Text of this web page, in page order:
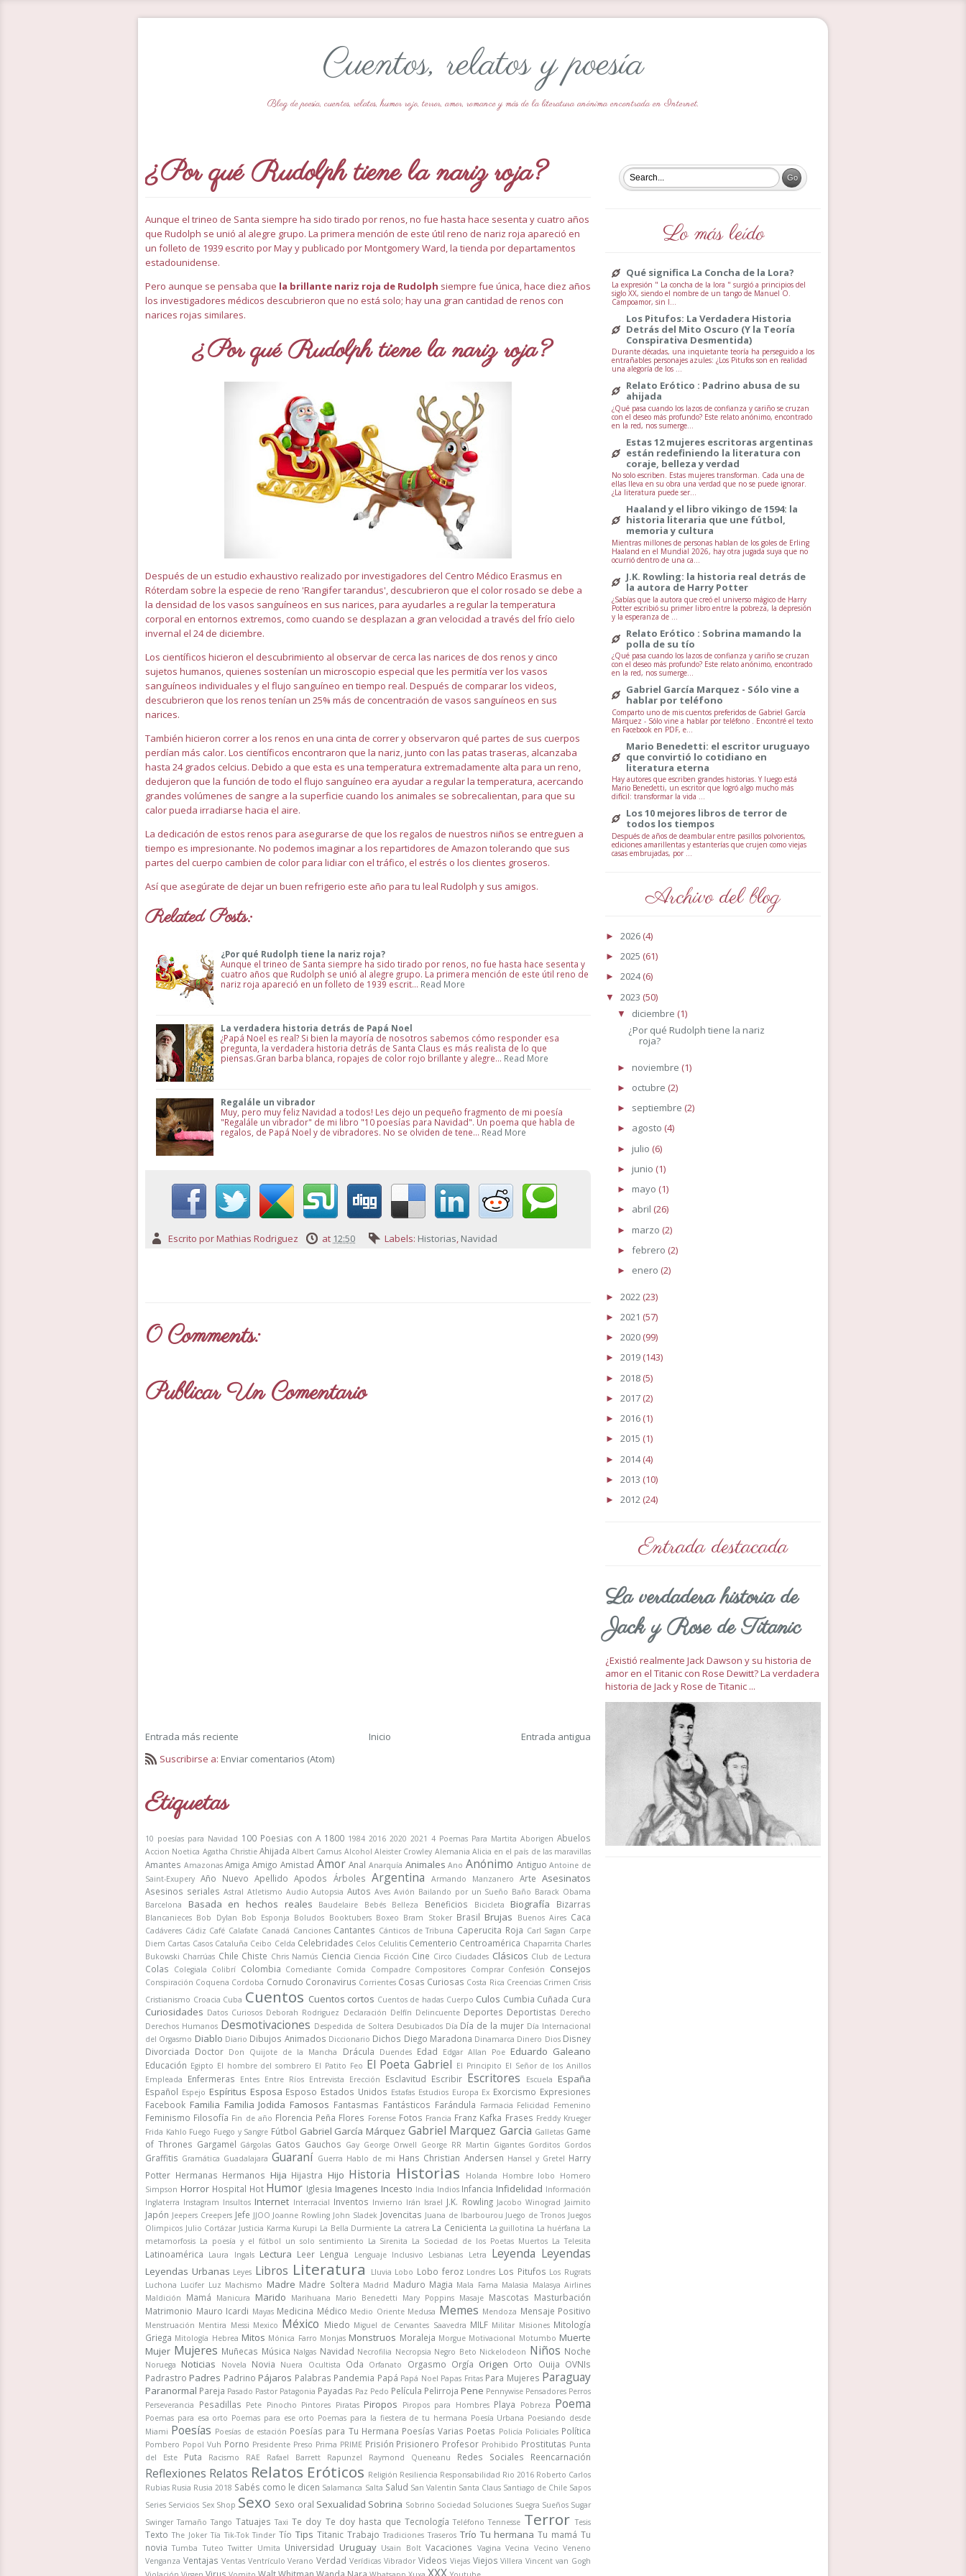
Cuentos, relatos y poesía
Blog de poesía, cuentos, relatos, humor rojo, terror, amor, romance y más de la literatura anónima encontrada en Internet.
¿Por qué Rudolph tiene la nariz roja?
Aunque el trineo de Santa siempre ha sido tirado por renos, no fue hasta hace sesenta y cuatro años
que Rudolph se unió al alegre grupo. La primera mención de este útil reno de nariz roja apareció en
un folleto de 1939 escrito por May y publicado por Montgomery Ward, la tienda por departamentos
estadounidense.
Pero aunque se pensaba que la brillante nariz roja de Rudolph siempre fue única, hace diez años
los investigadores médicos descubrieron que no está solo; hay una gran cantidad de renos con
narices rojas similares.
¿Por qué Rudolph tiene la nariz roja?
Después de un estudio exhaustivo realizado por investigadores del Centro Médico Erasmus en
Róterdam sobre la especie de reno 'Rangifer tarandus', descubrieron que el color rosado se debe a
la densidad de los vasos sanguíneos en sus narices, para ayudarles a regular la temperatura
corporal en entornos extremos, como cuando se desplazan a gran velocidad a través del frío cielo
invernal el 24 de diciembre.
Los científicos hicieron el descubrimiento al observar de cerca las narices de dos renos y cinco
sujetos humanos, quienes sostenían un microscopio especial que les permitía ver los vasos
sanguíneos individuales y el flujo sanguíneo en tiempo real. Después de comparar los videos,
descubrieron que los renos tenían un 25% más de concentración de vasos sanguíneos en sus
narices.
También hicieron correr a los renos en una cinta de correr y observaron qué partes de sus cuerpos
perdían más calor. Los científicos encontraron que la nariz, junto con las patas traseras, alcanzaba
hasta 24 grados celcius. Debido a que esta es una temperatura extremadamente alta para un reno,
dedujeron que la función de todo el flujo sanguíneo era ayudar a regular la temperatura, acercando
grandes volúmenes de sangre a la superficie cuando los animales se sobrecalientan, para que su
calor pueda irradiarse hacia el aire.
La dedicación de estos renos para asegurarse de que los regalos de nuestros niños se entreguen a
tiempo es impresionante. No podemos imaginar a los repartidores de Amazon tolerando que sus
partes del cuerpo cambien de color para lidiar con el tráfico, el estrés o los clientes groseros.
Así que asegúrate de dejar un buen refrigerio este año para tu leal Rudolph y sus amigos.
Related Posts:
¿Por qué Rudolph tiene la nariz roja?
Aunque el trineo de Santa siempre ha sido tirado por renos, no fue hasta hace sesenta y
cuatro años que Rudolph se unió al alegre grupo. La primera mención de este útil reno de
nariz roja apareció en un folleto de 1939 escrit… Read More
La verdadera historia detrás de Papá Noel
¿Papá Noel es real? Si bien la mayoría de nosotros sabemos cómo responder esa
pregunta, la verdadera historia detrás de Santa Claus es más realista de lo que
piensas.Gran barba blanca, ropajes de color rojo brillante y alegre… Read More
Regalále un vibrador
Muy, pero muy feliz Navidad a todos! Les dejo un pequeño fragmento de mi poesía
"Regalále un vibrador" de mi libro "10 poesías para Navidad". Un poema que habla de
regalos, de Papá Noel y de vibradores. No se olviden de tene… Read More
Escrito porMathias Rodriguez at 12:50 Labels: Historias, Navidad
0 Comments:
Publicar Un Comentario
Entrada más reciente Entrada antigua
Inicio
Suscribirse a: Enviar comentarios (Atom)
Etiquetas
10 poesías para Navidad 100 Poesias con A 1800 1984 2016 2020 2021 4 Poemas Para Martita Aborigen Abuelos
Accion Noetica Agatha Christie Ahijada Albert Camus Alcohol Aleister Crowley Alemania Alicia en el país de las maravillas
Amantes Amazonas Amiga Amigo Amistad Amor Anal Anarquía Animales Ano Anónimo Antiguo Antoine de
Saint-Exupery Año Nuevo Apellido Apodos Árboles Argentina Armando Manzanero Arte Asesinatos
Asesinos seriales Astral Atletismo Audio Autopsia Autos Aves Avión Bailando por un Sueño Baño Barack Obama
Barcelona
Basada en hechos reales Baudelaire Bebés Belleza Beneficios Bicicleta Biografía Bizarras
Blancanieces Bob Dylan Bob Esponja Boludos Booktubers Boxeo Bram Stoker Brasil Brujas Buenos Aires Caca
Cadáveres Cádiz Café Calafate Canadá Canciones Cantantes Cánticos de Tribuna Caperucita Roja Carl Sagan Carpe
Diem Cartas Casos Cataluña Ceibo Celda Celebridades Celos Celulitis Cementerio Centroamérica Chaparrita Charles
Bukowski Charrúas Chile Chiste Chris Namús Ciencia Ciencia Ficción Cine Circo Ciudades Clásicos Club de Lectura
Colas Colegiala Colibrí Colombia Comediante Comida Compadre Compositores Comprar Confesión Consejos
Conspiración Coquena Cordoba Cornudo Coronavirus Corrientes Cosas Curiosas Costa Rica Creencias Crimen Crisis
Cristianismo Croacia Cuba Cuentos Cuentos cortos Cuentos de hadas Cuerpo Culos Cumbia Cuñada Cura
Curiosidades Datos Curiosos Deborah Rodriguez Declaración Delfín Delincuente Deportes Deportistas Derecho
Derechos Humanos Desmotivaciones Despedida de Soltera Desubicados Día Día de la mujer Día Internacional
del Orgasmo Diablo Diario Dibujos Animados Diccionario Dichos Diego Maradona Dinamarca Dinero Dios Disney
Divorciada Doctor Don Quijote de la Mancha Drácula Duendes Edad Edgar Allan Poe Eduardo Galeano
Educación Egipto El hombre del sombrero El Patito Feo El Poeta Gabriel El Principito El Señor de los Anillos
Empleada
Enfermeras Entes Entre Ríos Entrevista Erección Esclavitud Escribir Escritores Escuela España
Español Espejo Espíritus Esposa Esposo Estados Unidos Estafas Estudios Europa Ex Exorcismo Expresiones
Facebook Familia Familia Jodida Famosos Fantasmas Fantásticos Farándula Farmacia Felicidad Femenino
Feminismo Filosofía Fin de año Florencia Peña Flores Forense Fotos Francia Franz Kafka Frases Freddy Krueger
Frida Kahlo Fuego Fuego y Sangre Fútbol Gabriel García Márquez Gabriel Marquez Garcia Galletas Game
of Thrones Gargamel Gárgolas Gatos Gauchos Gay George Orwell George RR Martin Gigantes Gorditos Gordos
Graffitis Gramática Guadalajara Guaraní Guerra Hablo de mi Hans Christian Andersen Hansel y Gretel Harry
Potter Hermanas Hermanos Hija Hijastra Hijo Historia Historias Holanda Hombre lobo
Homero
Simpson Horror Hospital Hot Humor Iglesia Imagenes Incesto India Indios Infancia Infidelidad Información
Inglaterra Instagram Insultos Internet Interracial Inventos Invierno Irán Israel J.K. Rowling Jacobo Winograd Jaimito
Japón Jeepers Creepers Jefe JJOO Joanne Rowling John Sladek Jovencitas Juana de Ibarbourou Juego de Tronos Juegos
Olimpicos Julio Cortázar Justicia Karma Kurupi La Bella Durmiente La catrera La Cenicienta La guillotina La huérfana La
metamorfosis La poesía y el fútbol un solo sentimiento La Sirenita La Sociedad de los Poetas Muertos La Telesita
Latinoamérica Laura Ingals Lectura Leer Lengua Lenguaje Inclusivo Lesbianas Letra Leyenda Leyendas
Leyendas Urbanas Leyes Libros Literatura Lluvia Lobo Lobo feroz Londres Los Pitufos Los Rugrats
Luchona Lucifer Luz Machismo Madre Madre Soltera Madrid Maduro Magia Mala Fama Malasia Malasya Airlines
Maldición
Mamá Manicura Marido Marihuana Mario Benedetti Mary Poppins Masaje Mascotas Masturbación
Matrimonio Mauro Icardi Mayas Medicina Médico Medio Oriente Medusa Memes Mendoza Mensaje Positivo
Menstruación Mentira Messi Mexico México Miedo Miguel de Cervantes Saavedra MILF Militar Misiones Mitología
Griega Mitología Hebrea Mitos Mónica Farro Monjas Monstruos Moraleja Morgue Motivacional Motumbo Muerte
Mujer Mujeres Muñecas Música Nalgas Navidad Necrofilia Necropsia Negro Beto Nickelodeon Niños Noche
Noruega Noticias Novela Novia Nuera Ocultista Oda Orfanato Orgasmo Orgía Origen Orto Ouija OVNIs
Padrastro Padres Padrino Pájaros Palabras Pandemia Papá Papá Noel Papas Fritas Para Mujeres Paraguay
Paranormal Pareja Pasado Pastor Patagonia Payadas Paz Pedo Película Pelirroja Pene Pennywise Pensadores Perros
Perseverancia
Pesadillas Pete Pinocho Pintores Piratas Piropos Piropos para Hombres Playa Pobreza Poema
Poemas para esa orto Poemas para ese orto Poemas para la fiestera de tu hermana Poesía Urbana Poesiando desde
Miami Poesías Poesías de estación Poesías para Tu Hermana Poesías Varias Poetas Policía Policiales Política
Pombero Popol Vuh Porno Presidente Preso Prima PRIME Prisión Prisionero Profesor Prohibido Prostitutas Punta
del Este
Puta Racismo RAE Rafael Barrett Rapunzel Raymond Queneanu Redes Sociales Reencarnación
Reflexiones Relatos Relatos Eróticos Religión Resiliencia Responsabilidad Rio 2016 Roberto Carlos
Rubias Rusia Rusia 2018 Sabés como le dicen Salamanca Salta Salud San Valentin Santa Claus Santiago de Chile Sapos
Series Servicios Sex Shop Sexo Sexo oral Sexualidad Sobrina Sobrino Sociedad Soluciones Suegra Sueños Sugar
Swinger Tamaño Tango Tatuajes Taxi Te doy Te doy hasta que Tecnología Teléfono Tennesse Terror Tesis
Texto The Joker Tía Tik-Tok Tinder Tío Tips Titanic Trabajo Tradiciones Traseros Trío Tu hermana Tu mamá Tu
novia Tumba Tuteo Twitter Umita Universidad Uruguay Usain Bolt Vacaciones Vagina Vecina Vecino Veneno
Venganza Ventajas Ventas Ventrículo Verano Verdad Verídicas Vibrador Videos Viejas Viejos Villera Vincent van Gogh
Lo más leído
Qué significa La Concha de la Lora?
La expresión " La concha de la lora " surgió a principios del
siglo XX, siendo el nombre de un tango de Manuel O.
Campoamor, sin l...
Los Pitufos: La Verdadera Historia
Detrás del Mito Oscuro (Y la Teoría
Conspirativa Desmentida)
Durante décadas, una inquietante teoría ha perseguido a los
entrañables personajes azules: ¿Los Pitufos son en realidad
una alegoría de los ...
Relato Erótico : Padrino abusa de su
ahijada
¿Qué pasa cuando los lazos de confianza y cariño se cruzan
con el deseo más profundo? Este relato anónimo, encontrado
en la red, nos sumerge...
Estas 12 mujeres escritoras argentinas
están redefiniendo la literatura con
coraje, belleza y verdad
No solo escriben. Estas mujeres transforman. Cada una de
ellas lleva en su obra una verdad que no se puede ignorar.
¿La literatura puede ser...
Haaland y el libro vikingo de 1594: la
historia literaria que une fútbol,
memoria y cultura
Mientras millones de personas hablan de los goles de Erling
Haaland en el Mundial 2026, hay otra jugada suya que no
ocurrió dentro de una ca...
J.K. Rowling: la historia real detrás de
la autora de Harry Potter
¿Sabías que la autora que creó el universo mágico de Harry
Potter escribió su primer libro entre la pobreza, la depresión
y la esperanza de ...
Relato Erótico : Sobrina mamando la
polla de su tío
¿Qué pasa cuando los lazos de confianza y cariño se cruzan
con el deseo más profundo? Este relato anónimo, encontrado
en la red, nos sumerge...
Gabriel García Marquez - Sólo vine a
hablar por teléfono
Comparto uno de mis cuentos preferidos de Gabriel García
Márquez - Sólo vine a hablar por teléfono . Encontré el texto
en Facebook en PDF, e...
Mario Benedetti: el escritor uruguayo
que convirtió lo cotidiano en
literatura eterna
Hay autores que escriben grandes historias. Y luego está
Mario Benedetti, un escritor que logró algo mucho más
difícil: transformar la vida ...
Los 10 mejores libros de terror de
todos los tiempos
Después de años de deambular entre pasillos polvorientos,
ediciones amarillentas y estanterías que crujen como viejas
casas embrujadas, por ...
Archivo del blog
► 2026 (4)
► 2025 (61)
► 2024(6)
▼ 2023 (50)
▼ diciembre (1)
¿Por qué Rudolph tiene la nariz
roja?
► noviembre (1)
► octubre (2)
► septiembre (2)
► agosto (4)
► julio (6)
► junio (1)
► mayo (1)
► abril (26)
► marzo (2)
► febrero (2)
► enero (2)
► 2022 (23)
► 2021 (57)
► 2020 (99)
► 2019 (143)
► 2018 (5)
► 2017 (2)
► 2016 (1)
► 2015 (1)
► 2014(4)
► 2013 (10)
► 2012 (24)
Entrada destacada
La verdadera historia de
Jack y Rose de Titanic
¿Existió realmente Jack Dawson y su historia de
amor en el Titanic con Rose Dewitt? La verdadera
historia de Jack y Rose de Titanic ...